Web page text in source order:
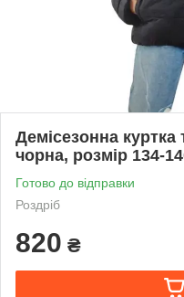
Демісезонна
чорна, розмір 134-
Готово до відправки
Роздріб
820 ₴